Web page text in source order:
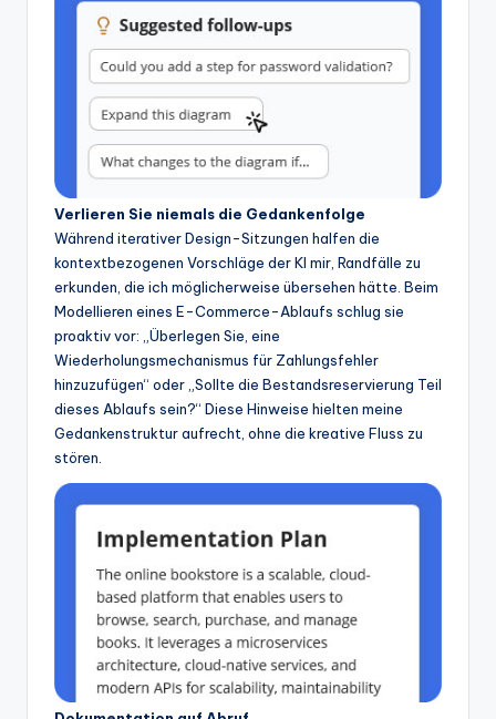
Verlieren Sie niemals die Gedankenfolge
Während iterativer Design-Sitzungen halfen die
kontextbezogenen Vorschläge der KI mir, Randfälle zu
erkunden, die ich möglicherweise übersehen hätte. Beim
Modellieren eines E-Commerce-Ablaufs schlug sie
proaktiv vor: „Überlegen Sie, eine
Wiederholungsmechanismus für Zahlungsfehler
hinzuzufügen“ oder „Sollte die Bestandsreservierung Teil
dieses Ablaufs sein?“ Diese Hinweise hielten meine
Gedankenstruktur aufrecht, ohne die kreative Fluss zu
stören.